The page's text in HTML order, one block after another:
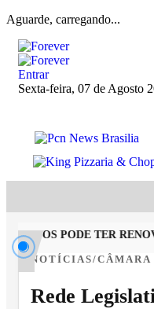
Aguarde, carregando...
Entrar
Sexta-feira, 07 de Agosto
PODE TER
NOTÍCIAS/CÂMARA
Rede